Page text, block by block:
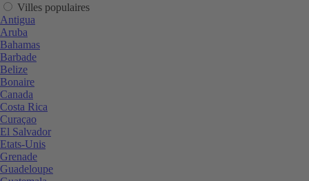
Villes populaires
Antigua
Aruba
Bahamas
Barbade
Belize
Bonaire
Canada
Costa Rica
Curaçao
El Salvador
Etats-Unis
Grenade
Guadeloupe